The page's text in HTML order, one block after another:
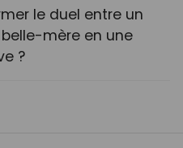
le duel entre un
mère en une
?